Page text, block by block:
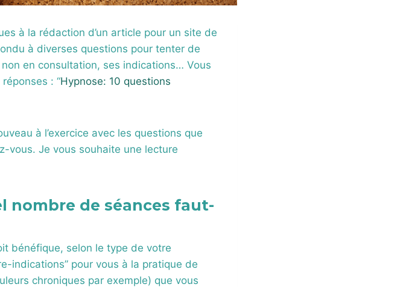
à la rédaction d’un article pour un site de
à diverses questions pour tenter de
non en consultation, ses indications… Vous
: “Hypnose: 10 questions
à l’exercice avec les questions que
vous. Je vous souhaite une lecture
nombre de séances faut-
bénéfique, selon le type de votre
indications” pour vous à la pratique de
chroniques par exemple) que vous